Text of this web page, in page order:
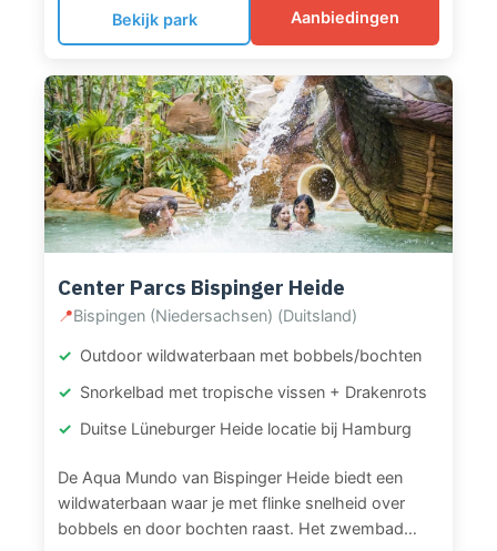
1-persoonsband vanaf glijdt, twee speedglijbanen,
een trechterglijbaan met open space bowl en drie
Cobra). Daarnaast is er een 25-meter
wedstrijdbad, een outdoor spraypark met
interactieve spray-elementen, hot whirlpool,
sauna’s en een peuter- en kleuterbad voor de
allerkleinsten.
Bekijk park Aanbiedingen
Center Parcs Bispinger Heide
📍Bispingen (Niedersachsen) (Duitsland)
Outdoor wildwaterbaan met bobbels/bochten
Snorkelbad met tropische vissen + Drakenrots
Duitse Lüneburger Heide locatie bij Hamburg
De Aqua Mundo van Bispinger Heide biedt een
wildwaterbaan waar je met flinke snelheid over
bobbels en door bochten raast. Het zwembad